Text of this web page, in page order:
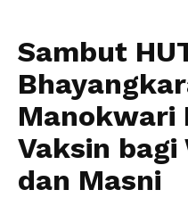
Sambut
Manokwari
Vaksin bagi
dan Masni